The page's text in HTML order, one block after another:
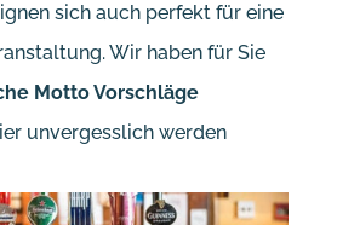
sich auch perfekt für eine
Wir haben für Sie
Motto Vorschläge
unvergesslich werden